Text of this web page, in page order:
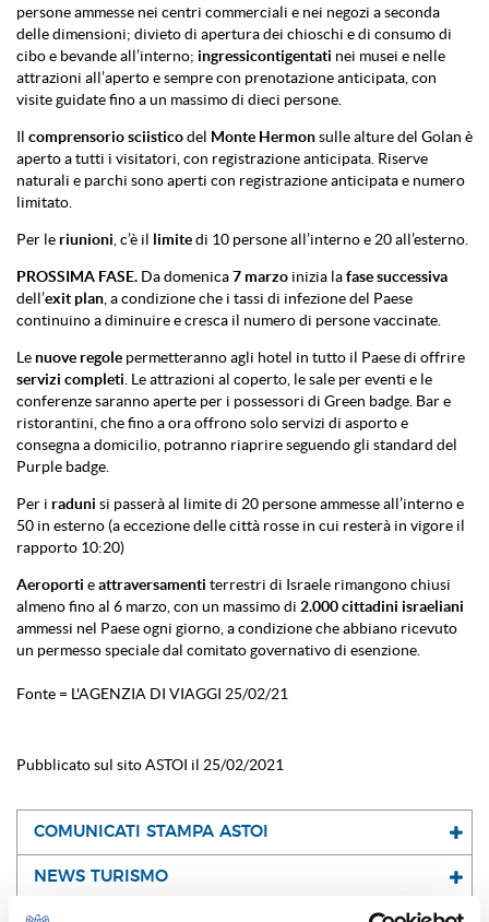
persone ammesse nei centri commerciali e nei negozi a seconda
delle dimensioni; divieto di apertura dei chioschi e di consumo di
cibo e bevande all’interno; ingressicontigentati nei musei e nelle
attrazioni all’aperto e sempre con prenotazione anticipata, con
visite guidate fino a un massimo di dieci persone.
Il comprensoriosciisticodel Monte Hermonsulle alture del Golan è
aperto a tutti i visitatori, con registrazione anticipata. Riserve
naturali e parchi sono aperti con registrazione anticipata e numero
limitato.
Per le riunioni , c’è il limitedi 10 persone all’interno e 20 all’esterno.
PROSSIMA FASE. Da domenica7 marzo inizia lafasesuccessiva
dell’exit plan , a condizione che i tassi di infezione del Paese
continuino a diminuire e cresca il numero di persone vaccinate.
Le nuove regole permetteranno agli hotel in tutto il Paese di offrire
servizi completi . Le attrazioni al coperto, le sale per eventi e le
conferenze saranno aperte per i possessori di Green badge. Bar e
ristorantini, che fino a ora offrono solo servizi di asporto e
consegna a domicilio, potranno riaprire seguendo gli standard del
Purple badge.
Per i raduni si passerà al limite di 20 persone ammesse all’interno e
50 in esterno (a eccezione delle città rosse in cui resterà in vigore il
rapporto 10:20)
Aeroporti eattraversamenti terrestri di Israele rimangono chiusi
almeno fino al 6 marzo, con un massimo di 2.000 cittadini israeliani
ammessi nel Paese ogni giorno, a condizione che abbiano ricevuto
un permesso speciale dal comitato governativo di esenzione.
Fonte = L'AGENZIA DI VIAGGI 25/02/21
Pubblicato sul sito ASTOI il 25/02/2021
COMUNICATI STAMPA ASTOI
NEWS TURISMO